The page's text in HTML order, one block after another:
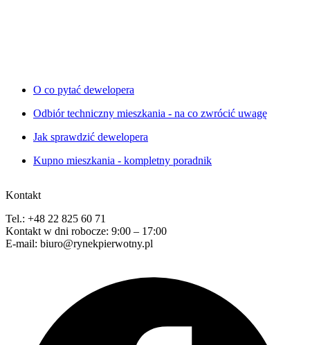
O co pytać dewelopera
Odbiór techniczny mieszkania - na co zwrócić uwagę
Jak sprawdzić dewelopera
Kupno mieszkania - kompletny poradnik
Kontakt
Tel.: +48 22 825 60 71
Kontakt w dni robocze: 9:00 – 17:00
E-mail: biuro@rynekpierwotny.pl